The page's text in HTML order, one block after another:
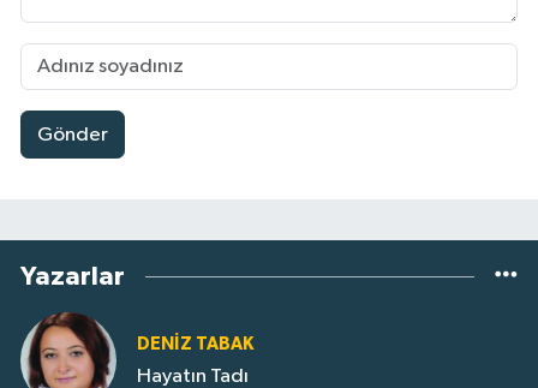
Gönder
Yazarlar
DENIZ TABAK
Hayatın Tadı